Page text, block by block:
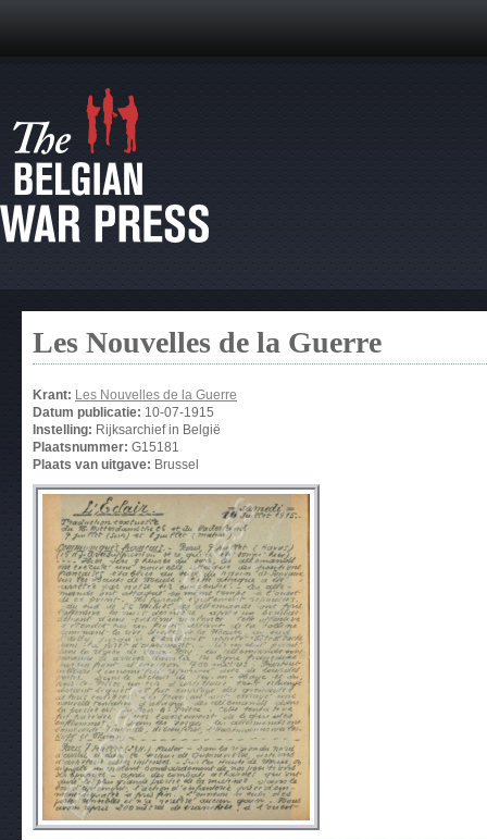
Les Nouvelles de la Guerre
Krant: Les Nouvelles de la Guerre
Datum publicatie: 10-07-1915
Instelling: Rijksarchief in België
Plaatsnummer: G15181
Plaats van uitgave: Brussel